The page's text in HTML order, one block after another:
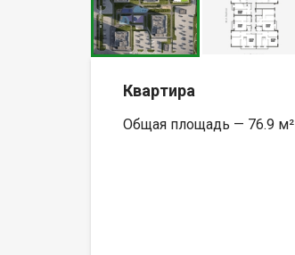
Квартира
Общая площадь — 76.9 м²